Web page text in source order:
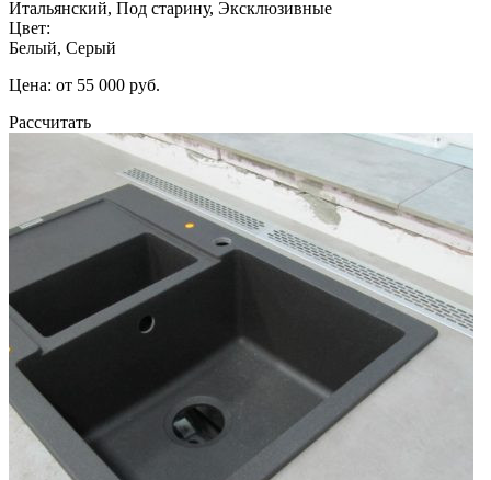
Итальянский, Под старину, Эксклюзивные
Цвет:
Белый, Серый
Цена: от 55 000 руб.
Рассчитать